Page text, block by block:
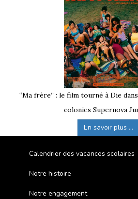
“Ma frère” : le film tourné à Die
colonies Supernova
En savoir plus ...
Calendrier des vacances scolaires
Notre histoire
Notre engagement